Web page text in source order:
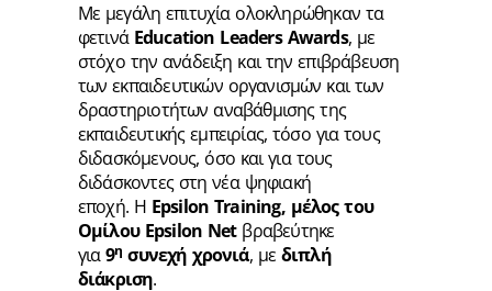
Με μεγάλη επιτυχία ολοκληρώθηκαν τα
φετινά Education Leaders Awards, με
στόχο την ανάδειξη και την επιβράβευση
των εκπαιδευτικών οργανισμών και των
δραστηριοτήτων αναβάθμισης της
εκπαιδευτικής εμπειρίας, τόσο για τους
διδασκόμενους, όσο και για τους
διδάσκοντες στη νέα ψηφιακή
εποχή. H Epsilon Training, μέλος του
Ομίλου Epsilon Netβραβεύτηκε
για9η συνεχή χρονιά, με διπλή
διάκριση.